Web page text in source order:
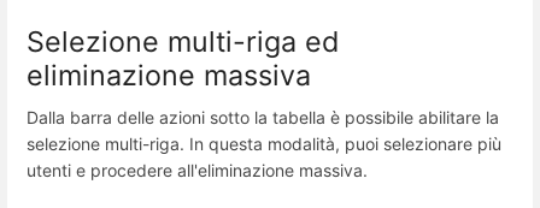
Selezione multi-riga ed
eliminazione massiva
Dalla barra delle azioni sotto la tabella è possibile abilitare la
selezione multi-riga. In questa modalità, puoi selezionare più
utenti e procedere all'eliminazione massiva.